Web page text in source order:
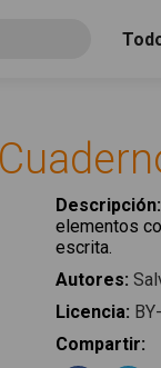
Descripción:
elementos
escrita.
Autores:
Licencia:
Compartir: